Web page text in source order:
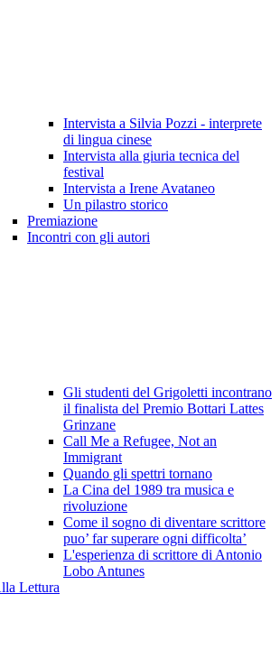
Intervista a Silvia Pozzi - interprete
di lingua cinese
Intervista alla giuria tecnica del
festival
Intervista a Irene Avataneo
Un pilastro storico
Premiazione
Incontri con gli autori
Gli studenti del Grigoletti incontrano
il finalista del Premio Bottari Lattes
Grinzane
Call Me a Refugee, Not an
Immigrant
Quando gli spettri tornano
La Cina del 1989 tra musica e
rivoluzione
Come il sogno di diventare scrittore
puo’ far superare ogni difficolta’
L'esperienza di scrittore di Antonio
Lobo Antunes
Lettura